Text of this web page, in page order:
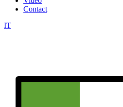
Contact
IT